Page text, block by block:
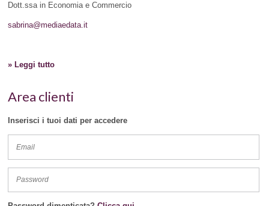
Dott.ssa in Economia e Commercio
sabrina@mediaedata.it
» Leggi tutto
Area clienti
Inserisci i tuoi dati per accedere